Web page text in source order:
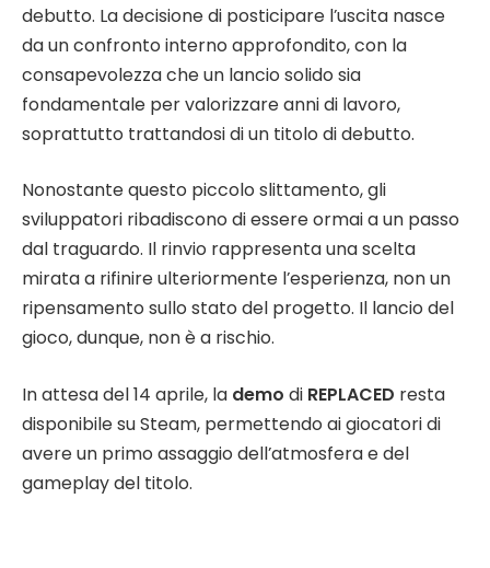
debutto. La decisione di posticipare l’uscita nasce
da un confronto interno approfondito, con la
consapevolezza che un lancio solido sia
fondamentale per valorizzare anni di lavoro,
soprattutto trattandosi di un titolo di debutto.
Nonostante questo piccolo slittamento, gli
sviluppatori ribadiscono di essere ormai a un passo
dal traguardo. Il rinvio rappresenta una scelta
mirata a rifinire ulteriormente l’esperienza, non un
ripensamento sullo stato del progetto. Il lancio del
gioco, dunque, non è a rischio.
In attesa del 14 aprile, la demo di REPLACED resta
disponibile su Steam, permettendo ai giocatori di
avere un primo assaggio dell’atmosfera e del
gameplay del titolo.